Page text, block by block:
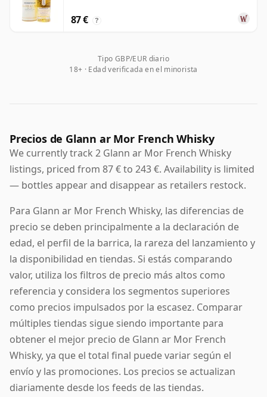
87 € ?
Tipo GBP/EUR diario
18+ · Edad verificada en el minorista
Precios de Glann ar Mor French Whisky
We currently track 2 Glann ar Mor French Whisky
listings, priced from 87 € to 243 €. Availability is limited
— bottles appear and disappear as retailers restock.
Para Glann ar Mor French Whisky, las diferencias de
precio se deben principalmente a la declaración de
edad, el perfil de la barrica, la rareza del lanzamiento y
la disponibilidad en tiendas. Si estás comparando
valor, utiliza los filtros de precio más altos como
referencia y considera los segmentos superiores
como precios impulsados por la escasez. Comparar
múltiples tiendas sigue siendo importante para
obtener el mejor precio de Glann ar Mor French
Whisky, ya que el total final puede variar según el
envío y las promociones. Los precios se actualizan
diariamente desde los feeds de las tiendas.